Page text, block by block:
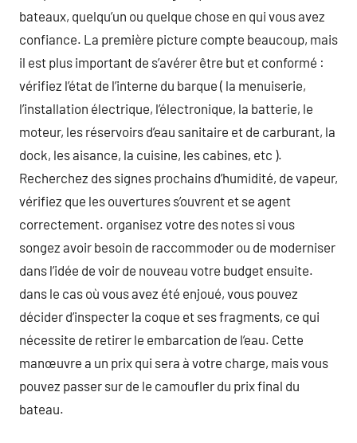
bateaux, quelqu’un ou quelque chose en qui vous avez
confiance. La première picture compte beaucoup, mais
il est plus important de s’avérer être but et conformé :
vérifiez l’état de l’interne du barque ( la menuiserie,
l’installation électrique, l’électronique, la batterie, le
moteur, les réservoirs d’eau sanitaire et de carburant, la
dock, les aisance, la cuisine, les cabines, etc ).
Recherchez des signes prochains d’humidité, de vapeur,
vérifiez que les ouvertures s’ouvrent et se agent
correctement. organisez votre des notes si vous
songez avoir besoin de raccommoder ou de moderniser
dans l’idée de voir de nouveau votre budget ensuite.
dans le cas où vous avez été enjoué, vous pouvez
décider d’inspecter la coque et ses fragments, ce qui
nécessite de retirer le embarcation de l’eau. Cette
manœuvre a un prix qui sera à votre charge, mais vous
pouvez passer sur de le camoufler du prix final du
bateau.